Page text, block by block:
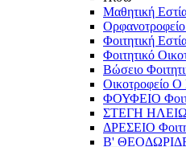
Μαθητική
Φοιτητική
Φοιτητικό
Βώσειο
ΦΟΥΦΕΙΟ
ΣΤΕΓΗ
ΔΡΕΣΕΙΟ
Β'